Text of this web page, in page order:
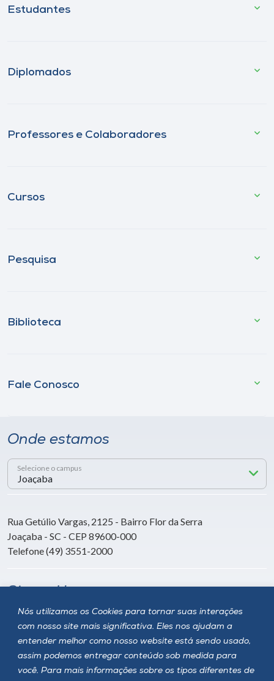
Nós utilizamos os Cookies para tornar suas interações
com nosso site mais significativa. Eles nos ajudam a
entender melhor como nosso website está sendo usado,
assim podemos entregar conteúdo sob medida para
você. Para mais informações sobre os tipos diferentes de
Estudantes
Diplomados
Professores e Colaboradores
Cursos
Pesquisa
Biblioteca
Fale Conosco
Onde estamos
Selecione o campus
Rua Getúlio Vargas, 2125 - Bairro Flor da Serra
Joaçaba - SC - CEP 89600-000
Telefone (49) 3551-2000